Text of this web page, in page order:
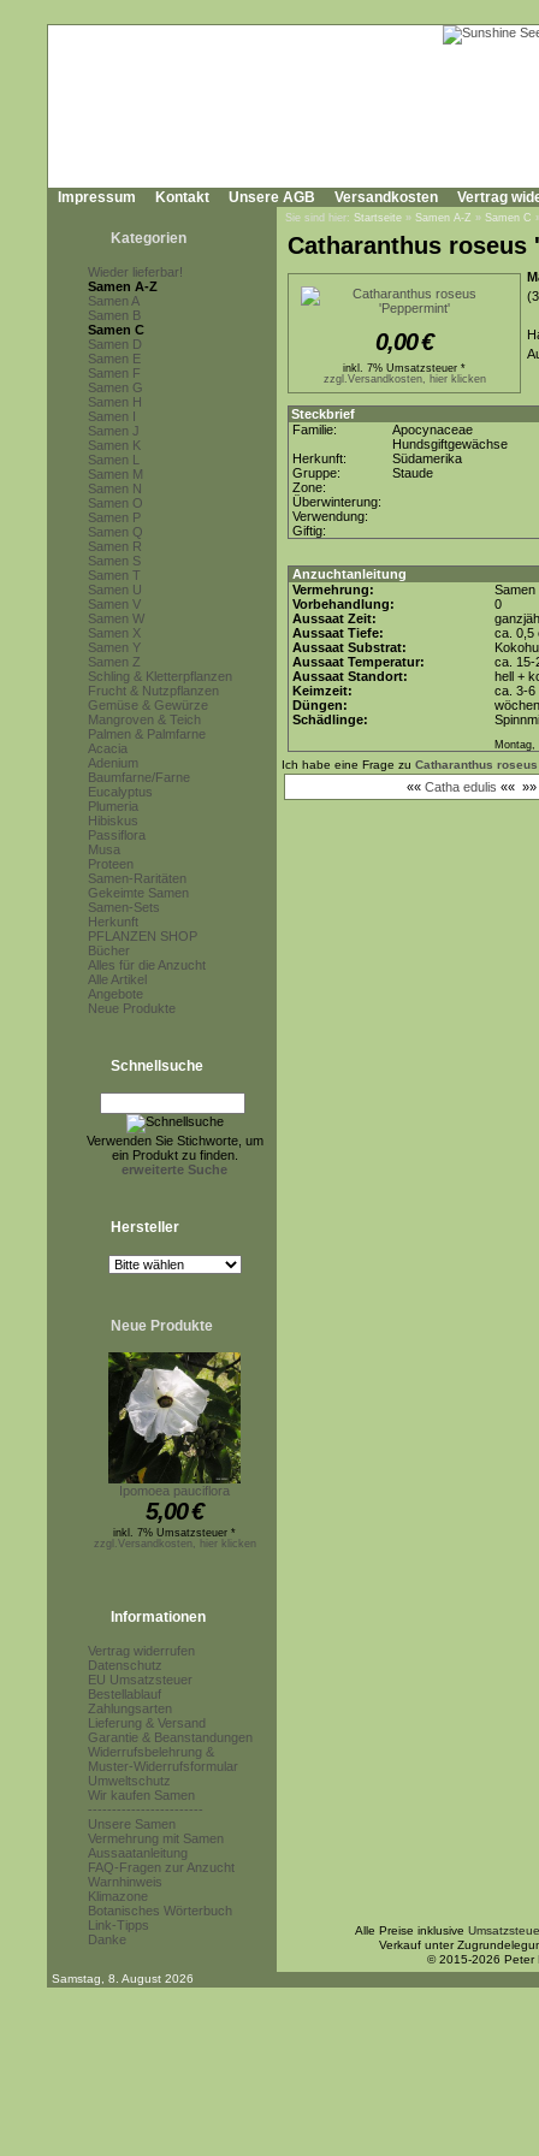
Impressum Kontakt Unsere AGB Versandkosten Vertrag
Kategorien
Wieder lieferbar!
Samen A-Z
Samen A
Samen B
Samen C
Samen D
Samen E
Samen F
Samen G
Samen H
Samen I
Samen J
Samen K
Samen L
Samen M
Samen N
Samen O
Samen P
Samen Q
Samen R
Samen S
Samen T
Samen U
Samen V
Samen W
Samen X
Samen Y
Samen Z
Schling & Kletterpflanzen
Frucht & Nutzpflanzen
Gemüse & Gewürze
Mangroven & Teich
Palmen & Palmfarne
Acacia
Adenium
Baumfarne/Farne
Eucalyptus
Plumeria
Hibiskus
Passiflora
Musa
Proteen
Samen-Raritäten
Gekeimte Samen
Samen-Sets
Herkunft
PFLANZEN SHOP
Bücher
Alles für die Anzucht
Alle Artikel
Angebote
Neue Produkte
Schnellsuche
Verwenden Sie Stichworte, um
ein Produkt zu finden.
erweiterte Suche
Hersteller
Neue Produkte
Ipomoea pauciflora
5,00€
inkl. 7% Umsatzsteuer *
zzgl.Versandkosten, hier klicken
Informationen
Vertrag widerrufen
Datenschutz
EU Umsatzsteuer
Bestellablauf
Zahlungsarten
Lieferung & Versand
Garantie & Beanstandungen
Widerrufsbelehrung &
Muster-Widerrufsformular
Umweltschutz
Wir kaufen Samen
------------------------
Unsere Samen
Vermehrung mit Samen
Aussaatanleitung
FAQ-Fragen zur Anzucht
Warnhinweis
Klimazone
Botanisches Wörterbuch
Link-Tipps
Danke
Sie sind hier: Startseite » Samen A-Z » Samen C
Catharanthus roseus
0,00€
inkl. 7% Umsatzsteuer *
zzgl.Versandkosten, hier klicken
Steckbrief
Familie:
Apocynaceae
Hundsgiftgewächse
Herkunft:
Südamerika
Gruppe:
Staude
Zone:
Überwinterung:
Verwendung:
Giftig:
Anzuchtanleitung
Vermehrung:
Samen
Vorbehandlung:
0
Aussaat Zeit:
Aussaat Tiefe:
ca. 0,5
Aussaat Substrat:
Aussaat Temperatur:
ca. 15-
Aussaat Standort:
hell +
Keimzeit:
ca. 3-6
Düngen:
Schädlinge:
Montag,
Ich habe eine Frage zu Catharanthus
«« Catha edulis «« »»
Alle Preise inklusive
Verkauf unter
© 2015-2026 Peter
Samstag, 8. August 2026